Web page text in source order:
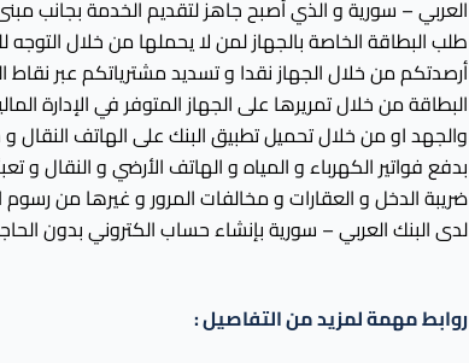
العربي – سورية و الذي أصبح جاهز لتقديم الخدمة بجانب
طلب البطاقة الخاصة بالجهاز لمن لا يحملها من خلال
أرصدتكم من خلال الجهاز نقدا و تسديد مشترياتكم عبر
البطاقة من خلال تمريرها على الجهاز المتوفر في الإدارة
والجهد او من خلال تحميل تطبيق البنك على الهاتف النقال
بدفع فواتير الكهرباء و المياه و الهاتف الأرضي و النقال و
ضريبة الدخل و العقارات و مخالفات المرور و غيرها من
لدى البنك العربي – سورية بإنشاء حساب الكتروني بدون
روابط مهمة لمزيد من التفاصيل :